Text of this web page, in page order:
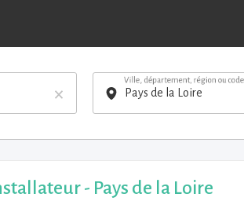
×
Ville, département, région ou code
- Pays de la Loire